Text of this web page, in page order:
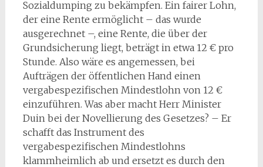
Sozialdumping zu bekämpfen. Ein fairer Lohn,
der eine Rente ermöglicht – das wurde
ausgerechnet –, eine Rente, die über der
Grundsicherung liegt, beträgt in etwa 12 € pro
Stunde. Also wäre es angemessen, bei
Aufträgen der öffentlichen Hand einen
vergabespezifischen Mindestlohn von 12 €
einzuführen. Was aber macht Herr Minister
Duin bei der Novellierung des Gesetzes? – Er
schafft das Instrument des
vergabespezifischen Mindestlohns
klammheimlich ab und ersetzt es durch den